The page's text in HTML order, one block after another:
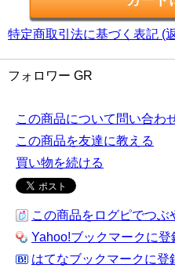
特定商取引法に基づく表記 (
フォロワー GR
この商品について問い合わ
この商品を友達に教える
買い物を続ける
この商品をログピでつぶ
Yahoo!ブックマークに登
はてなブックマークに登